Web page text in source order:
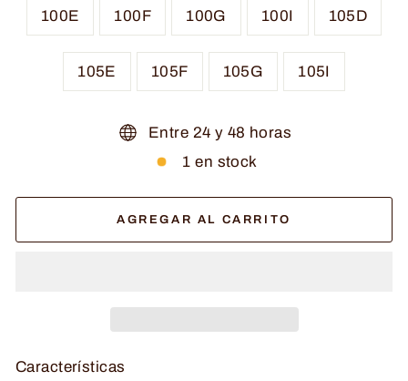
100E 100F 100G 100I 105D
105E 105F 105G 105I
Entre 24 y 48 horas
1 en stock
AGREGAR AL CARRITO
Características